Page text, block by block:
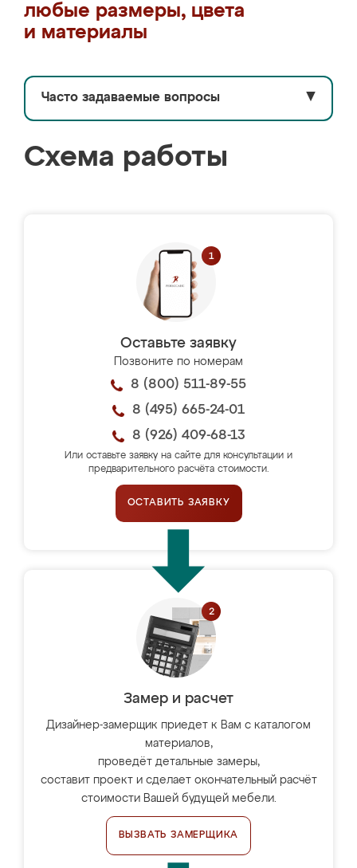
любые размеры, цвета
и материалы
Часто задаваемые вопросы ▼
Схема работы
Оставьте заявку
Позвоните по номерам
8 (800) 511-89-55
8 (495) 665-24-01
8 (926) 409-68-13
Или оставьте заявку на сайте для консультации и
предварительного расчёта стоимости.
ОСТАВИТЬ ЗАЯВКУ
Замер и расчет
Дизайнер-замерщик приедет к Вам с каталогом
материалов,
проведёт детальные замеры,
составит проект и сделает окончательный расчёт
стоимости Вашей будущей мебели.
ВЫЗВАТЬ ЗАМЕРЩИКА